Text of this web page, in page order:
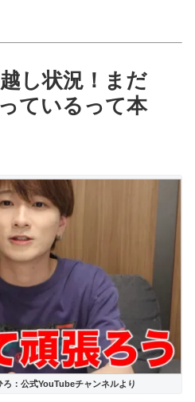
し状況！まだ
ているって本
ろ：公式YouTubeチャンネルより